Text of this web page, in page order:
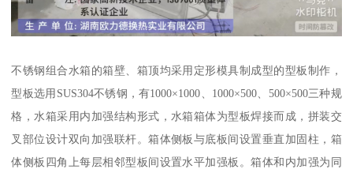
不锈钢组合水箱的箱壁、箱顶均采用定形模具制成型的型板制作，
型板选用SUS304不锈钢，有1000×1000、1000×500、500×500三种规
格，水箱采用内加强结构形式，水箱箱体为型板焊接而成，拼装交
叉部位设计双向加强联杆。箱体侧板与底板间设置垂直加固柱，箱
体侧板四角上每层相邻型板间设置水平加强板。箱体和内加强为同